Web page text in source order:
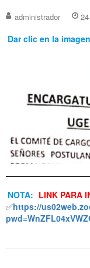
administrador
Dar clic en la
NOTA: LINK PARA
✅https://